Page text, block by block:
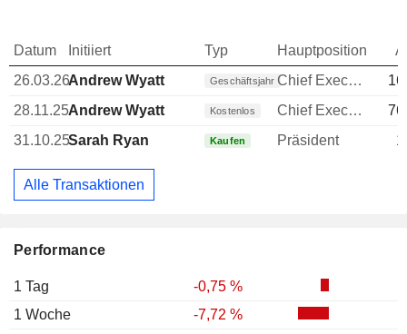
Performance
1 Tag
-0,75 %
1 Woche
-7,72 %
Datum Initiiert Typ Hauptposition
26.03.26Andrew Wyatt Geschäftsjahr Chief Executive Officer (CEO)
28.11.25Andrew Wyatt Kostenlos Chief Executive Officer (CEO)
31.10.25Sarah Ryan Kaufen Präsident
Alle Transaktionen